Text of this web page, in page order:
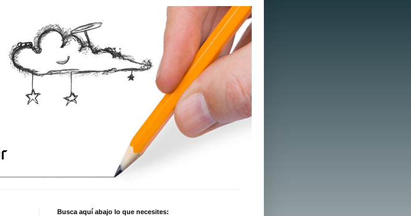
Busca aquí abajo lo que necesites: